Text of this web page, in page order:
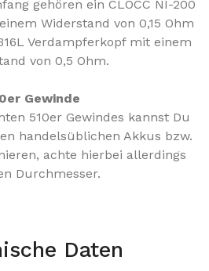
gehören ein CLOCC NI-200
Widerstand von 0,15 Ohm
Verdampferkopf mit einem
von 0,5 Ohm.
Gewinde
510er Gewindes kannst Du
handelsüblichen Akkus bzw.
, achte hierbei allerdings
Durchmesser.
Daten